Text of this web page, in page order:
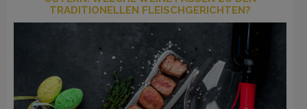
TRADITIONELLEN FLEISCHGERICHTEN?